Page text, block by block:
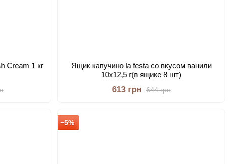
Cream 1 кг
Ящик капучино la festa со вкусом ванили
10х12,5 г(в ящике 8 шт)
644 грн
613 грн
−5%